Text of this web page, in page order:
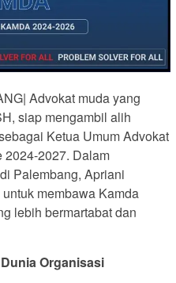
Advokat muda yang
siap mengambil alih
Ketua Umum Advokat
2024-2027. Dalam
Palembang, Apriani
membawa Kamda
lebih bermartabat dan
Organisasi